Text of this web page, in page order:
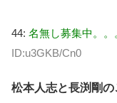
44: 名無し募集中。。
ID:u3GKB/Cn0
松本人志と長渕剛の